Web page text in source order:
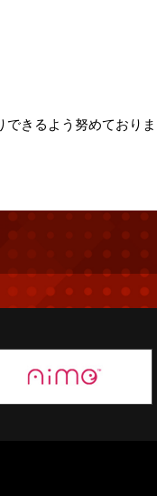
きるよう努めておりま